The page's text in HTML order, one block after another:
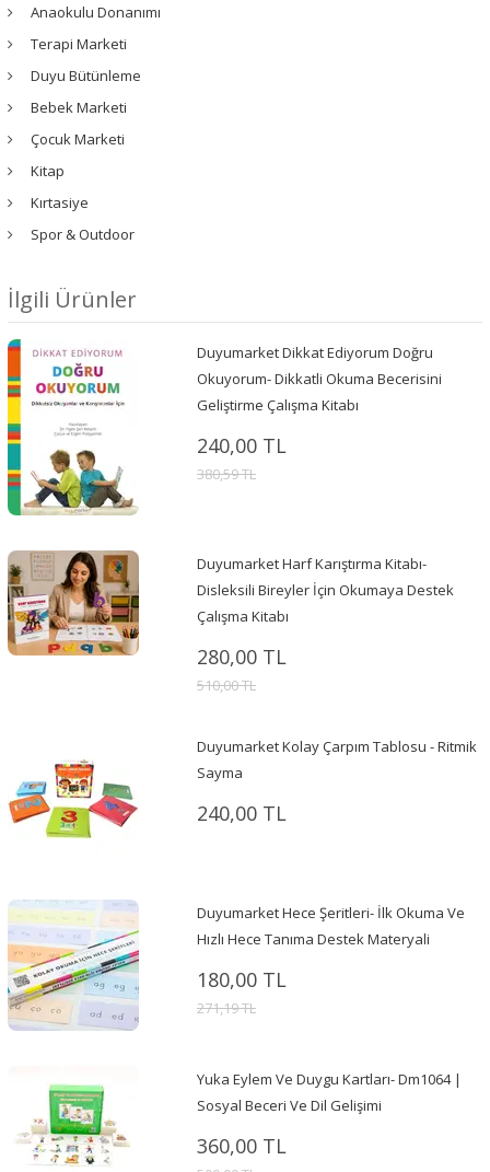
Anaokulu Donanımı
Terapi Marketi
Duyu Bütünleme
Bebek Marketi
Çocuk Marketi
Kitap
Kırtasiye
Spor & Outdoor
İlgili Ürünler
Duyumarket Dikkat Ediyorum Doğru
Okuyorum- Dikkatli Okuma Becerisini
Geliştirme Çalışma Kitabı
240,00 TL
380,59 TL
Duyumarket Harf Karıştırma Kitabı-
Disleksili Bireyler İçin Okumaya Destek
Çalışma Kitabı
280,00 TL
510,00 TL
Duyumarket Kolay Çarpım Tablosu - Ritmik
Sayma
240,00 TL
Duyumarket Hece Şeritleri- İlk Okuma Ve
Hızlı Hece Tanıma Destek Materyali
180,00 TL
271,19 TL
Yuka Eylem Ve Duygu Kartları- Dm1064 |
Sosyal Beceri Ve Dil Gelişimi
360,00 TL